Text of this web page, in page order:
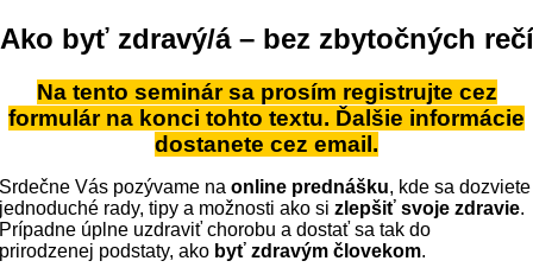
Ako byť zdravý/á – bez zbytočných rečí
Na tento seminár sa prosím registrujte cez
formulár na konci tohto textu. Ďalšie informácie
dostanete cez email.
Srdečne Vás pozývame naonline prednášku, kde sa dozviete
jednoduché rady, tipy a možnosti ako sizlepšiť svoje zdravie.
Prípadne úplne uzdraviť chorobu a dostať sa tak do
prirodzenej podstaty, ako byť zdravým človekom.